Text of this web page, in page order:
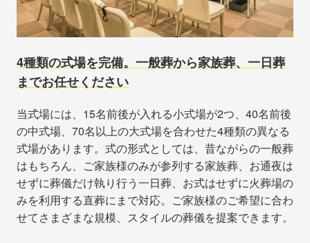
4種類の式場を完備。一般葬から家族葬、一日葬
までお任せください
当式場には、15名前後が入れる小式場が2つ、40名前後
の中式場、70名以上の大式場を合わせた4種類の異なる
式場があります。式の形式としては、昔ながらの一般葬
はもちろん、ご家族様のみが参列する家族葬、お通夜は
せずに葬儀だけ執り行う一日葬、お式はせずに火葬場の
みを利用する直葬にまで対応。ご家族様のご希望に合わ
せてさまざまな規模、スタイルの葬儀を提案できます。